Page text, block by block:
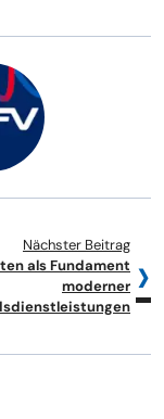
Nächster Beitrag
als Fundament
moderner